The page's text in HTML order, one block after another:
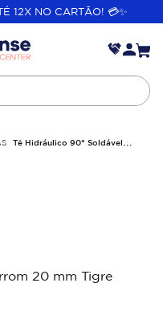
12X NO CARTÃO! 💳✨
Tê Hidráulico 90° Soldável
20 mm Tigre